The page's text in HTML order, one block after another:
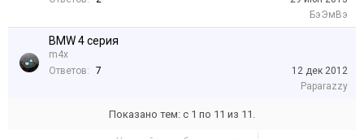
БэЭмВэ
BMW 4 серия
m4x
Ответов:
7
12 дек 2012
Paparazzy
Показано тем: с 1 по 11 из 11.